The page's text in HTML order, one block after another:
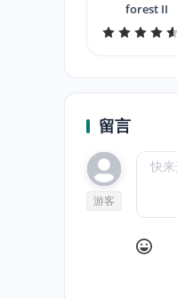
forest II
留言
游客